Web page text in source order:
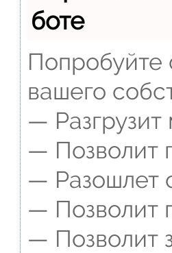
боте
Попробуйте
вашего
—
— Позволит
— Разошлет
— Позволит
— Позволит